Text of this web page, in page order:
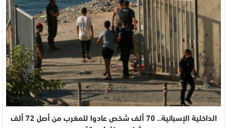
الداخلية الإسبانية.. 70 ألف شخص عادوا للمغرب من أصل 72 ألف